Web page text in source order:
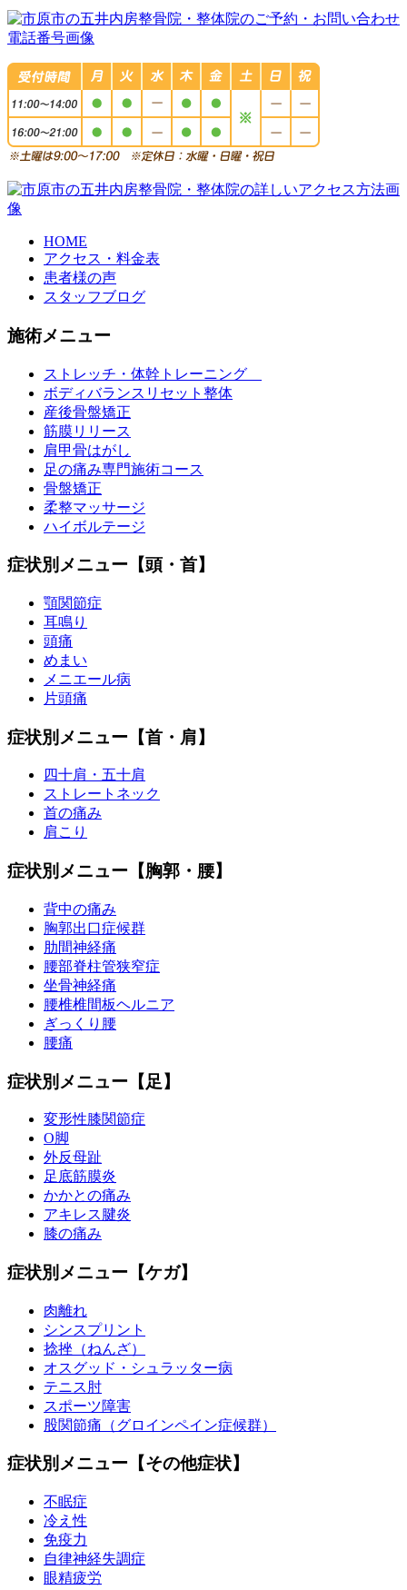
HOME
アクセス・料金表
患者様の声
スタッフブログ
施術メニュー
ストレッチ・体幹トレーニング
ボディバランスリセット整体
産後骨盤矯正
筋膜リリース
肩甲骨はがし
足の痛み専門施術コース
骨盤矯正
柔整マッサージ
ハイボルテージ
症状別メニュー【頭・首】
顎関節症
耳鳴り
頭痛
めまい
メニエール病
片頭痛
症状別メニュー【首・肩】
四十肩・五十肩
ストレートネック
首の痛み
肩こり
症状別メニュー【胸郭・腰】
背中の痛み
胸郭出口症候群
肋間神経痛
腰部脊柱管狭窄症
坐骨神経痛
腰椎椎間板ヘルニア
ぎっくり腰
腰痛
症状別メニュー【足】
変形性膝関節症
O脚
外反母趾
足底筋膜炎
かかとの痛み
アキレス腱炎
膝の痛み
症状別メニュー【ケガ】
肉離れ
シンスプリント
捻挫（ねんざ）
オスグッド・シュラッター病
テニス肘
スポーツ障害
股関節痛（グロインペイン症候群）
症状別メニュー【その他症状】
不眠症
冷え性
免疫力
自律神経失調症
眼精疲労